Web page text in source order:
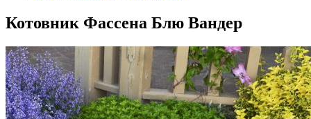
Котовник Фассена Блю Вандер